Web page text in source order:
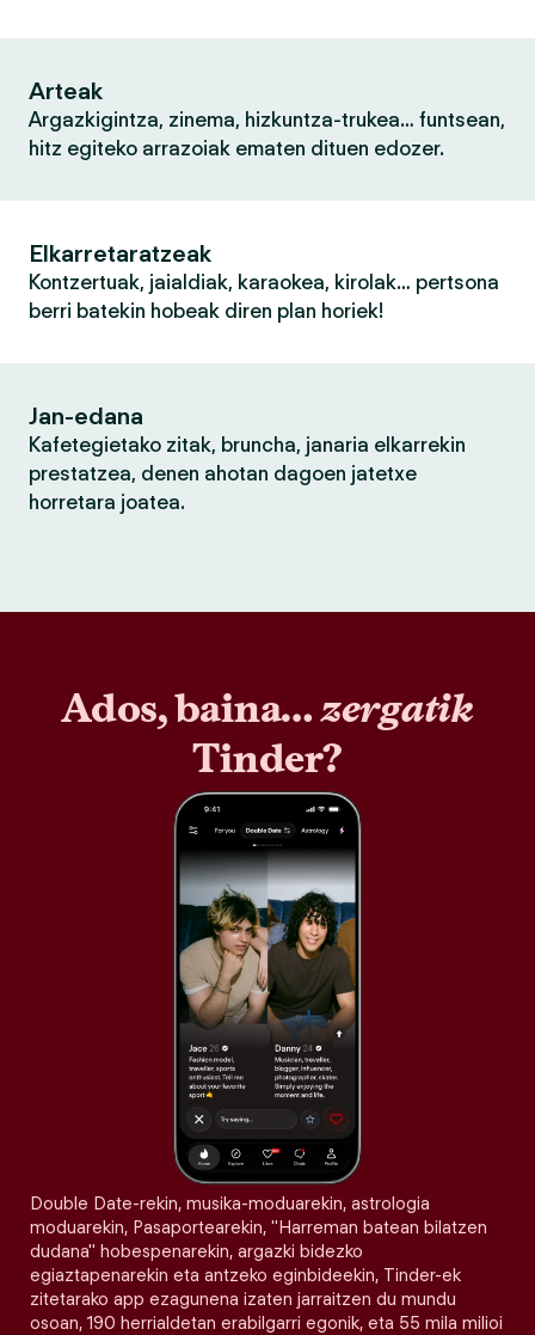
Arteak
Argazkigintza, zinema, hizkuntza-trukea… funtsean,
hitz egiteko arrazoiak ematen dituen edozer.
Elkarretaratzeak
Kontzertuak, jaialdiak, karaokea, kirolak… pertsona
berri batekin hobeak diren plan horiek!
Jan-edana
Kafetegietako zitak, bruncha, janaria elkarrekin
prestatzea, denen ahotan dagoen jatetxe
horretara joatea.
Ados, baina…zergatik
Tinder?
Double Date-rekin, musika-moduarekin, astrologia
moduarekin, Pasaportearekin, "Harreman batean bilatzen
dudana" hobespenarekin, argazki bidezko
egiaztapenarekin eta antzeko eginbideekin, Tinder-ek
zitetarako app ezagunena izaten jarraitzen du mundu
osoan, 190 herrialdetan erabilgarri egonik, eta 55 mila milioi